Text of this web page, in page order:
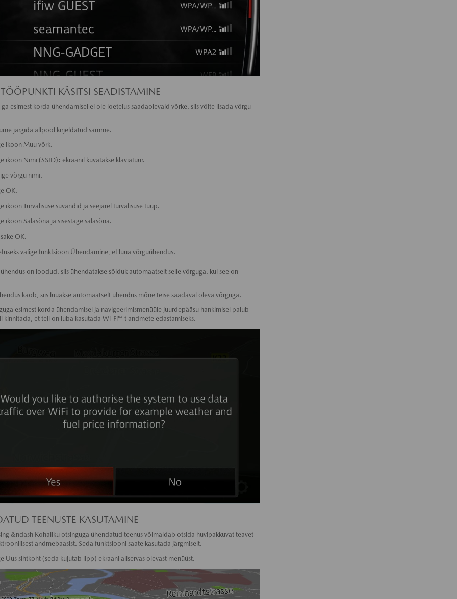
KÄSITSI SEADISTAMINE
esimest korda ühendamisel ei ole loetelus saadaolevaid võrke, siis võite lisada võrgu
järgida allpool kirjeldatud samme.
ikoon Muu võrk.
ikoon Nimi (SSID): ekraanil kuvatakse klaviatuur.
võrgu nimi.
OK.
ikoon Turvalisuse suvandid ja seejärel turvalisuse tüüp.
ikoon Salasõna ja sisestage salasõna.
OK.
valige funktsioon Ühendamine, et luua võrguühendus.
on loodud, siis ühendatakse sõiduk automaatselt selle võrguga, kui see on
kaob, siis luuakse automaatselt ühendus mõne teise saadaval oleva võrguga.
esimest korda ühendamisel ja navigeerimismenüüle juurdepääsu hankimisel palub
kinnitada, et teil on luba kasutada Wi-Fi™-t andmete edastamiseks.
TEENUSTE KASUTAMINE
&ndash Kohaliku otsinguga ühendatud teenus võimaldab otsida huvipakkuvat teavet
andmebaasist. Seda funktsiooni saate kasutada järgmiselt.
Uus sihtkoht (seda kujutab lipp) ekraani allservas olevast menüüst.